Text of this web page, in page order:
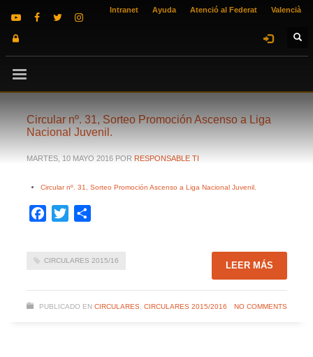
Intranet Ayuda Atenció al Federat Valencià
Circular nº. 31, Sorteo Promoción Ascenso a Liga
Nacional Juvenil.
MARTES, 10 MAYO 2016 POR RESPONSABLE TI
Circular nº. 31, Sorteo Promoción Ascenso a Liga Nacional Juvenil.
Facebook
Twitter
CIRCULARES 2015/16 LEER MÁS
PUBLICADO EN CIRCULARES, CIRCULARES 2015/2016 NO COMMENTS